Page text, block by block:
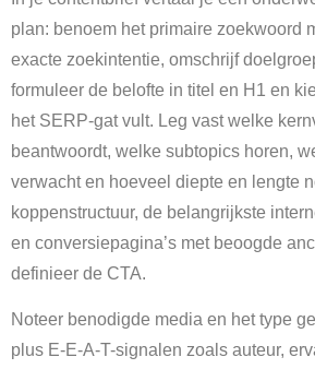
plan: benoem het primaire zoekwoord
exacte zoekintentie, omschrijf
formuleer de belofte in titel en H1 en
het SERP-gat vult. Leg vast welke
beantwoordt, welke subtopics horen,
verwacht en hoeveel diepte en lengte
koppenstructuur, de belangrijkste
en conversiepagina’s met beoogde
definieer de CTA.
Noteer benodigde media en het type
plus E-E-A-T-signalen zoals auteur,